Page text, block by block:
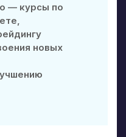
— курсы по
новых